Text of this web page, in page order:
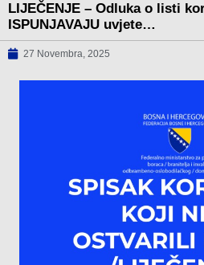
LIJEČENJE – Odluka o listi
ISPUNJAVAJU uvjete…
27 Novembra, 2025